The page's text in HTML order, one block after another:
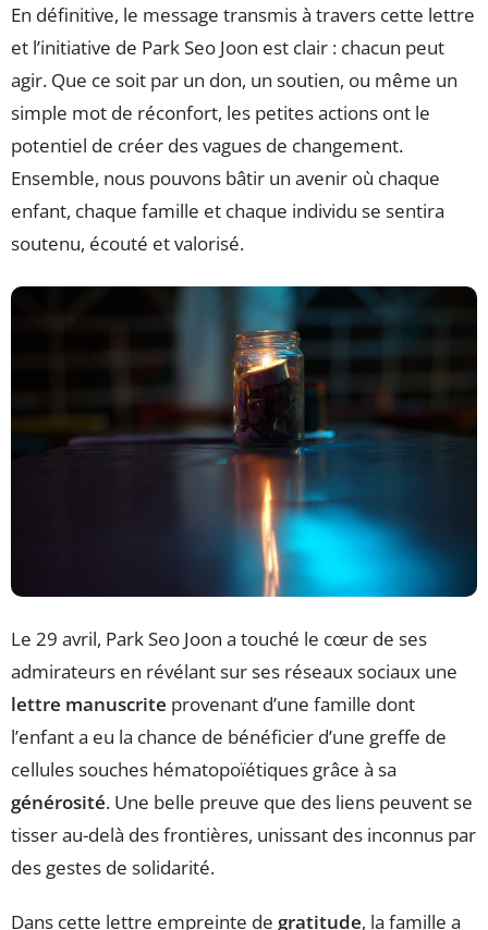
En définitive, le message transmis à travers cette lettre
et l’initiative de Park Seo Joon est clair : chacun peut
agir. Que ce soit par un don, un soutien, ou même un
simple mot de réconfort, les petites actions ont le
potentiel de créer des vagues de changement.
Ensemble, nous pouvons bâtir un avenir où chaque
enfant, chaque famille et chaque individu se sentira
soutenu, écouté et valorisé.
Le 29 avril, Park Seo Joon a touché le cœur de ses
admirateurs en révélant sur ses réseaux sociaux une
lettre manuscrite provenant d’une famille dont
l’enfant a eu la chance de bénéficier d’une greffe de
cellules souches hématopoïétiques grâce à sa
générosité. Une belle preuve que des liens peuvent se
tisser au-delà des frontières, unissant des inconnus par
des gestes de solidarité.
Dans cette lettre empreinte de gratitude, la famille a